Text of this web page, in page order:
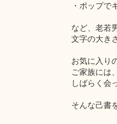
・ポップで
など、老若
文字の大き
お気に入り
ご家族には
しばらく会
そんな己書